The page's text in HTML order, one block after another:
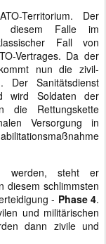
Territorium. Der
diesem Falle im
Fall von
Vertrages. Da der
nun die zivil-
Der Sanitätsdienst
wird Soldaten der
die Rettungskette
Versorgung in
werden, steht er
diesem schlimmsten
- Phase 4.
und militärischen
dann zivile und